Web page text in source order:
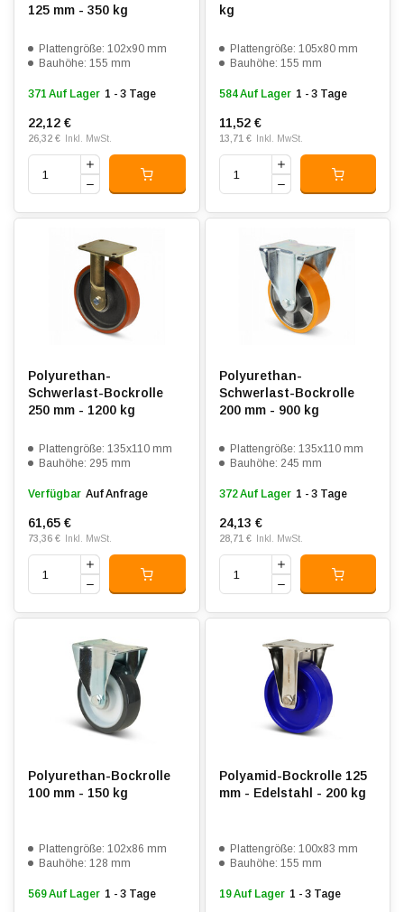
125 mm - 350 kg
Plattengröße: 102x90 mm
Bauhöhe: 155 mm
371 Auf Lager 1 - 3 Tage
22,12 €
26,32 € Inkl. MwSt.
kg
Plattengröße: 105x80 mm
Bauhöhe: 155 mm
584 Auf Lager 1 - 3 Tage
11,52 €
13,71 € Inkl. MwSt.
Polyurethan-
Schwerlast-Bockrolle
250 mm - 1200 kg
Plattengröße: 135x110 mm
Bauhöhe: 295 mm
Verfügbar Auf Anfrage
61,65 €
73,36 € Inkl. MwSt.
Polyurethan-
Schwerlast-Bockrolle
200 mm - 900 kg
Plattengröße: 135x110 mm
Bauhöhe: 245 mm
372 Auf Lager 1 - 3 Tage
24,13 €
28,71 € Inkl. MwSt.
Polyurethan-Bockrolle
100 mm - 150 kg
Plattengröße: 102x86 mm
Bauhöhe: 128 mm
569 Auf Lager 1 - 3 Tage
Polyamid-Bockrolle 125
mm - Edelstahl - 200 kg
Plattengröße: 100x83 mm
Bauhöhe: 155 mm
19 Auf Lager 1 - 3 Tage